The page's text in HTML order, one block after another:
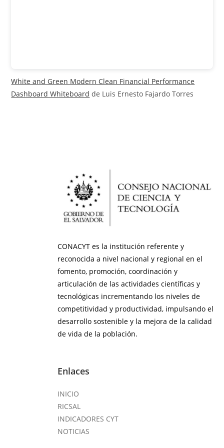
White and Green Modern Clean Financial Performance
Dashboard Whiteboard de Luis Ernesto Fajardo Torres
CONACYT es la institución referente y
reconocida a nivel nacional y regional en el
fomento, promoción, coordinación y
articulación de las actividades científicas y
tecnológicas incrementando los niveles de
competitividad y productividad, impulsando el
desarrollo sostenible y la mejora de la calidad
de vida de la población.
Enlaces
INICIO
RICSAL
INDICADORES CYT
NOTICIAS